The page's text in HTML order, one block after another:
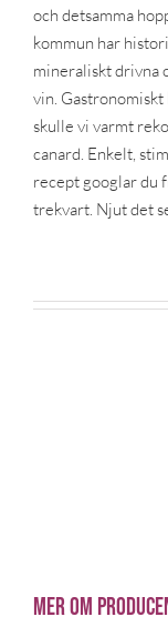
och detsamma
kommun har
mineraliskt drivna
vin.
skulle vi varmt
canard. Enkelt,
recept googlar du
trekvart. Njut det
MER OM